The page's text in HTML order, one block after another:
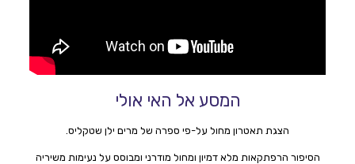
המסע אל האי אולי
הצגת תאטרון מחול על-פי ספרה של מרים ילן שטקליס.
הסיפור הרפתקאות מלא דמיון ומחול מודרני ומבוסס על נעימות משיריה